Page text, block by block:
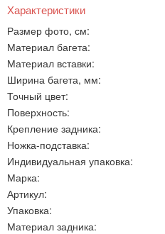
Характеристики
Размер фото, см:
Материал багета:
Материал вставки:
Ширина багета, мм:
Точный цвет:
Поверхность:
Крепление задника:
Ножка-подставка:
Индивидуальная упаковка:
Марка:
Артикул:
Упаковка:
Материал задника: